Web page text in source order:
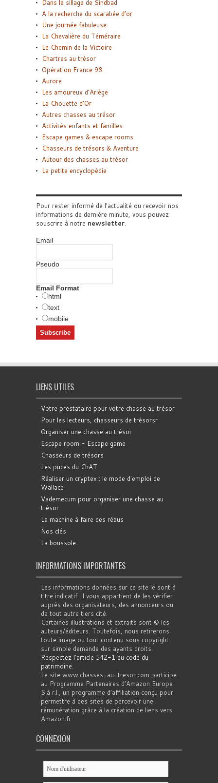
Dans le sillage de Sindbad
A la recherche du scarabée d’or
Une journée fabuleuse
La Chevalière du Téméraire
Le Chemin de la Victoire
Chartres au trésor
Opération France 98
Aurore
Les amoureux d’Ariège
La Chouette d’Or
Autres chasses au trésor
Activités enfants et familles
Escape games & escape rooms
Chasseurs de trésors & Aventure
Autour des chasses au trésor
La petite encyclopédie
Pour rester informé de l'actualité ou recevoir nos
informations de dernière minute, vous pouvez
souscrire à notre newsletter.
Email
Pseudo
Email Format
html
text
mobile
LIENS UTILES
Votre prestataire pour votre chasse au trésor
Pour les lecteurs, chasseurs de trésorsr
Organiser une chasse au trésor
Escape room - Escape game
Chasseurs de trésors
Les puces du ChAT
Réaliser un cryptex : le mode d'emploi de
Wallace
Vademecum pour organiser une chasse au
trésor
La machine à faire des rébus
Nos clés
La boussole
INFORMATIONS IMPORTANTES
Les informations données sur ce site le sont à
titre indicatif. Il vous appartient de les vérifier
auprès des organisateurs, des annonceurs ou
de tout autre tiers cité.
Certaines illustrations et extraits sont © les
auteurs/éditeurs. Toutefois, nous retirerons
toute image ou tout contenu sous copyright
sur simple demande des ayants droits.
Respectez l'article 542-1 du code du
patrimoine.
Le site www.chasses-au-tresor.com participe
au Programme Partenaires d’Amazon Europe
S.à r.l., un programme d’affiliation conçu pour
permettre à des sites de percevoir une
rémunération grâce à la création de liens vers
Amazon.fr
CONNEXION